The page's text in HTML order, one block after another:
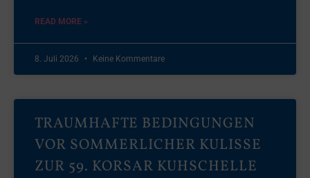
READ MORE »
8. Juli 2026 Keine Kommentare
TRAUMHAFTE BEDINGUNGEN
VOR SOMMERLICHER KULISSE
ZUR 59. KORSAR KUHSCHELLE